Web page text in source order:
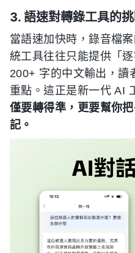
3. 語速對轉錄工具的
當語速加快時，錄音檔
統工具往往只能提供「
200+ 字的中文輸出，讀
重點。這正是新一代 AI
僅要轉得準，更要幫你
記。